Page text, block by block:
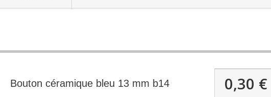
Bouton céramique bleu 13 mm b14 0,30 €